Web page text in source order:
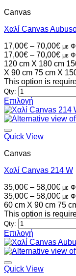
Canvas
Χαλί Canvas
17,00€ – 70,00€Price
με
17,00€ – 70,00€Price
με
120 cm X 180 cm
X 90 cm 75 cm X
This option is
Qty:
Επιλογή
Αυτό
το
προϊόν
έχει
παραλλαγές.
επιλογές
να
επιλεγούν
στη
σελίδα
του
προϊόντος
Quick View
Canvas
Χαλί Canvas 214 W
35,00€ – 58,00€Price
με
35,00€ – 58,00€Price
με
60 cm X 90 cm 75
This option is
Qty:
Επιλογή
Αυτό
το
προϊόν
έχει
Quick View